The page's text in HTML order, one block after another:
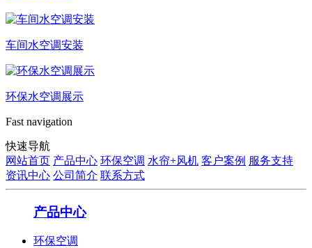
车间水空调安装
环保水空调展示
Fast navigation
快速导航
网站首页 产品中心 环保空调 水帘+风机 客户案例 服务支持
资讯中心 公司简介 联系方式
产品中心
环保空调